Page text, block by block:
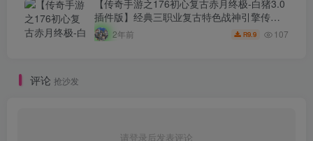
【传奇手游之176初心复古赤月终极-白猪3.0
插件版】经典三职业复古特色战神引擎传奇
手游-2024年8月6日最新打包Win服务端源码
视频架设教程-新版GM多功能网页授权物品
2年前 R9.9 107
评论 抢沙发
请登录后发表评论